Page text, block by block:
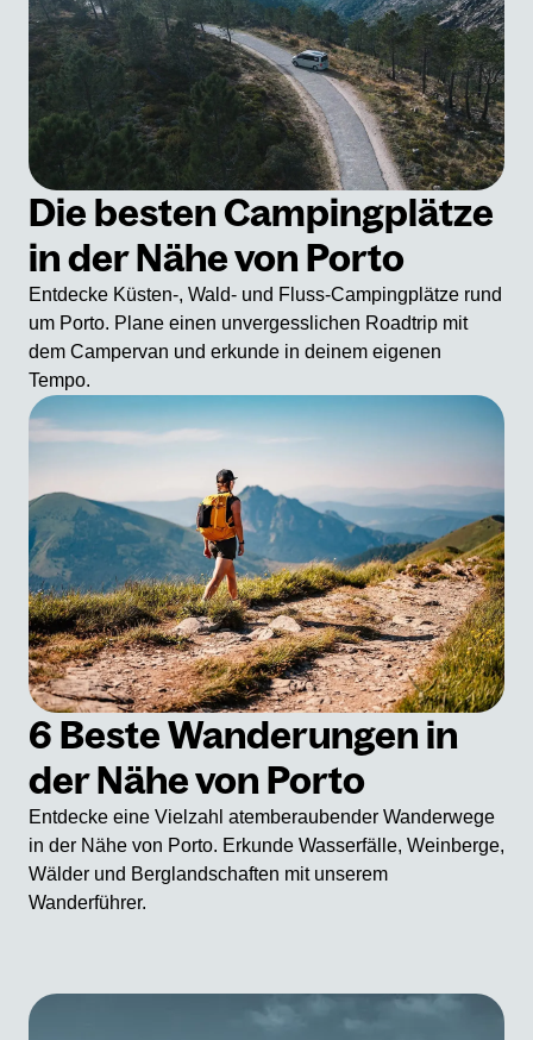
Die besten Campingplätze
in der Nähe von Porto
Entdecke Küsten-, Wald- und Fluss-Campingplätze rund
um Porto. Plane einen unvergesslichen Roadtrip mit
dem Campervan und erkunde in deinem eigenen
Tempo.
6 Beste Wanderungen in
der Nähe von Porto
Entdecke eine Vielzahl atemberaubender Wanderwege
in der Nähe von Porto. Erkunde Wasserfälle, Weinberge,
Wälder und Berglandschaften mit unserem
Wanderführer.